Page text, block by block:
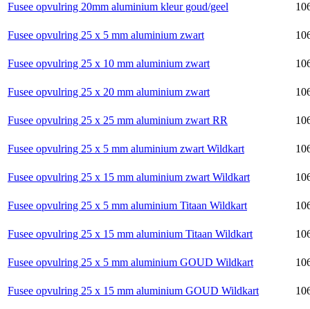
Fusee opvulring 20mm aluminium kleur goud/geel
Fusee opvulring 25 x 5 mm aluminium zwart
Fusee opvulring 25 x 10 mm aluminium zwart
Fusee opvulring 25 x 20 mm aluminium zwart
Fusee opvulring 25 x 25 mm aluminium zwart RR
Fusee opvulring 25 x 5 mm aluminium zwart Wildkart
Fusee opvulring 25 x 15 mm aluminium zwart Wildkart
Fusee opvulring 25 x 5 mm aluminium Titaan Wildkart
Fusee opvulring 25 x 15 mm aluminium Titaan Wildkart
Fusee opvulring 25 x 5 mm aluminium GOUD Wildkart
Fusee opvulring 25 x 15 mm aluminium GOUD Wildkart